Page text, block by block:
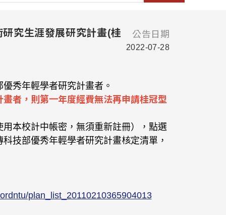
究生涯發展研究計畫(桂 公告日期
2022-07-28
秀年輕學者研究計畫者。
者，則第一年度經費無法再申請桂冠型
本校計中帳密，無須重新註冊），點選
技部優秀年輕學者研究計畫核定清單，
plan_list_20110210365904013